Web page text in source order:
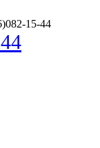
15-44